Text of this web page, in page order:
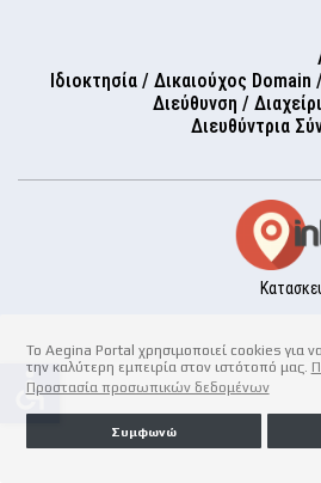
Το Aegina Portal χρησιμοποιεί cookies για
την καλύτερη εμπειρία στον ιστότοπό μας.
Προστασία προσωπικών δεδομένων
Συμφωνώ
Ιδιοκτησία / Δικαιούχος
Διεύθυνση /
Διευθύντρια
accessible